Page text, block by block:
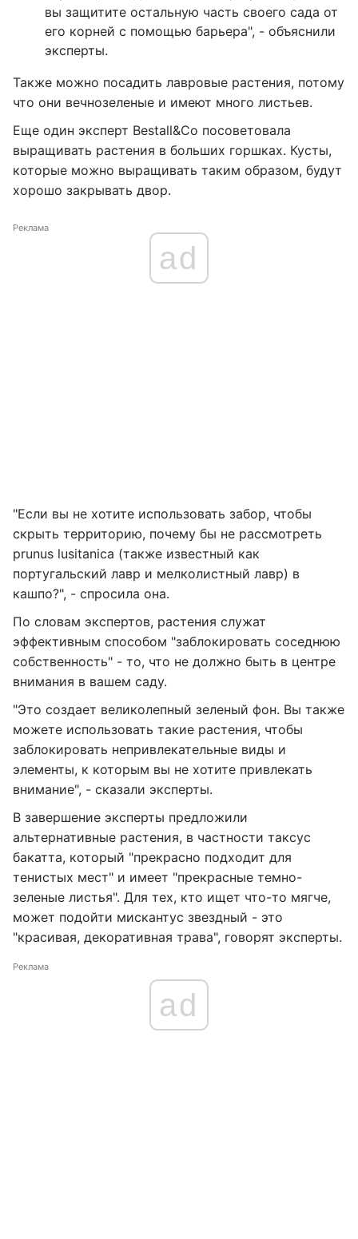
вы защитите остальную часть своего сада от
его корней с помощью барьера", - объяснили
эксперты.
Также можно посадить лавровые растения, потому
что они вечнозеленые и имеют много листьев.
Еще один эксперт Bestall&Co посоветовала
выращивать растения в больших горшках. Кусты,
которые можно выращивать таким образом, будут
хорошо закрывать двор.
Реклама
ad
"Если вы не хотите использовать забор, чтобы
скрыть территорию, почему бы не рассмотреть
prunus lusitanica (также известный как
португальский лавр и мелколистный лавр) в
кашпо?", - спросила она.
По словам экспертов, растения служат
эффективным способом "заблокировать соседнюю
собственность" - то, что не должно быть в центре
внимания в вашем саду.
"Это создает великолепный зеленый фон. Вы также
можете использовать такие растения, чтобы
заблокировать непривлекательные виды и
элементы, к которым вы не хотите привлекать
внимание", - сказали эксперты.
В завершение эксперты предложили
альтернативные растения, в частности таксус
бакатта, который "прекрасно подходит для
тенистых мест" и имеет "прекрасные темно-
зеленые листья". Для тех, кто ищет что-то мягче,
может подойти мискантус звездный - это
"красивая, декоративная трава", говорят эксперты.
Реклама
ad